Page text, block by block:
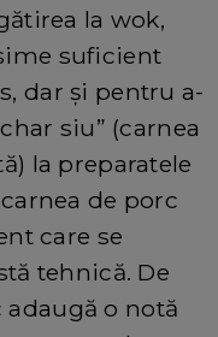
la wok,
suficient
dar și pentru a-
siu” (carnea
la preparatele
de porc
care se
tehnică. De
adaugă o notă